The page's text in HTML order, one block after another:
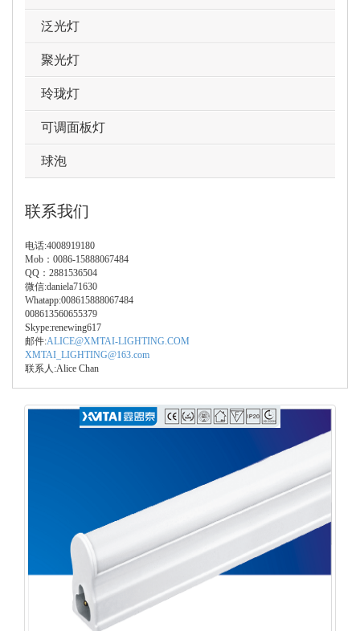
泛光灯
聚光灯
玲珑灯
可调面板灯
球泡
联系我们
电话:4008919180
Mob：0086-15888067484
QQ：2881536504
微信:daniela71630
Whatapp:008615888067484
008613560655379
Skype:renewing617
邮件:ALICE@XMTAI-LIGHTING.COM
XMTAI_LIGHTING@163.com
联系人:Alice Chan